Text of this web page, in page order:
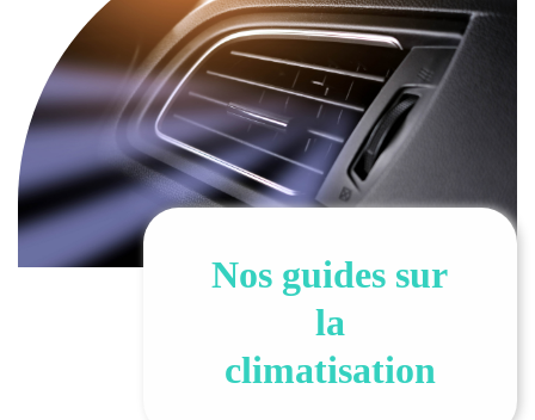
Nos guides sur
la
climatisation